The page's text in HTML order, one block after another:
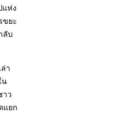
แห่ง
ขยะ
ลับ
า
น
าว
แยก